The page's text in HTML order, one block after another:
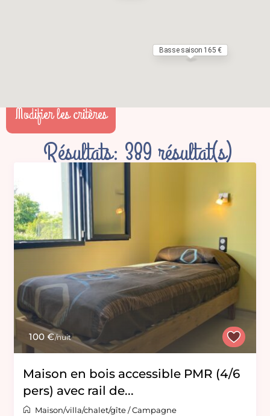
Basse saison 165 €
Modifier les critères
Résultats: 389 résultat(s)
100 €/nuit
Maison en bois accessible PMR (4/6
pers) avec rail de...
Maison/villa/chalet/gîte/Campagne